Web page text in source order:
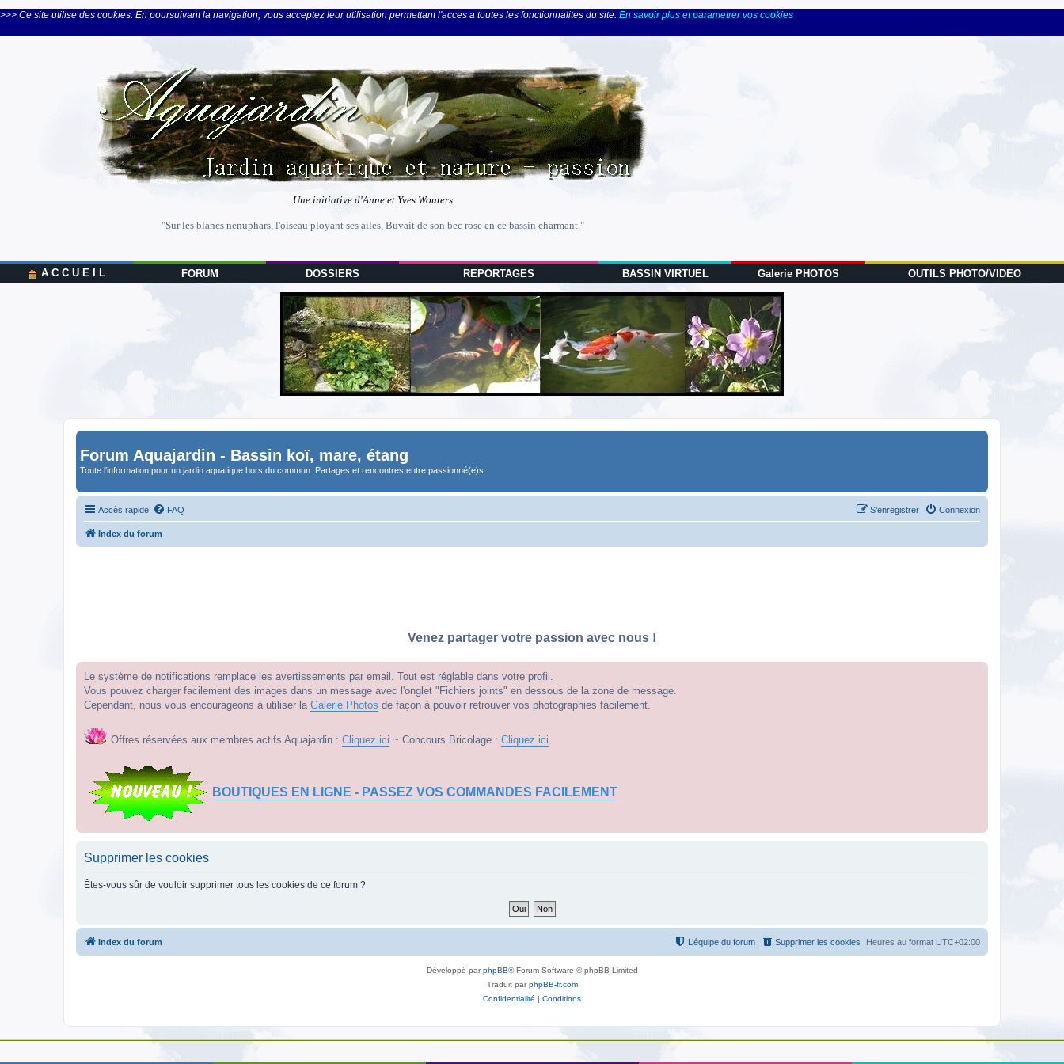
>>> Ce site utilise des cookies. En poursuivant la navigation, vous acceptez leur utilisation permettant l'acces a toutes les fonctionnalites du site. En savoir plus et parametrer vos cookies
Une initiative d'Anne et Yves Wouters
"Sur les blancs nenuphars, l'oiseau ployant ses ailes, Buvait de son bec rose en ce bassin charmant."
A C C U E I L FORUM DOSSIERS REPORTAGES BASSIN VIRTUEL Galerie PHOTOS OUTILS PHOTO/VIDEO
Forum Aquajardin - Bassin koï, mare, étang
Toute l'information pour un jardin aquatique hors du commun. Partages et rencontres entre passionné(e)s.
Accès rapide FAQ Connexion
S’enregistrer
Index du forum
Venez partager votre passion avec nous !
Le système de notifications remplace les avertissements par email. Tout est réglable dans votre profil.
Vous pouvez charger facilement des images dans un message avec l'onglet "Fichiers joints" en dessous de la zone de message.
Cependant, nous vous encourageons à utiliser la Galerie Photos de façon à pouvoir retrouver vos photographies facilement.
Offres réservées aux membres actifs Aquajardin : Cliquez ici ~ Concours Bricolage : Cliquez ici
BOUTIQUES EN LIGNE - PASSEZ VOS COMMANDES FACILEMENT
Supprimer les cookies
Êtes-vous sûr de vouloir supprimer tous les cookies de ce forum ?
Index du forum Heures au format UTC+02:00
Supprimer les cookies
L’équipe du forum
Développé parphpBB® Forum Software © phpBB Limited
Traduit parphpBB-fr.com
Confidentialité | Conditions